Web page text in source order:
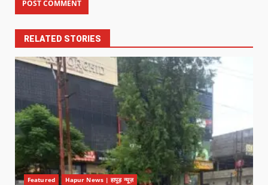
RELATED STORIES
Featured Hapur News | हापुड़ न्यूज़